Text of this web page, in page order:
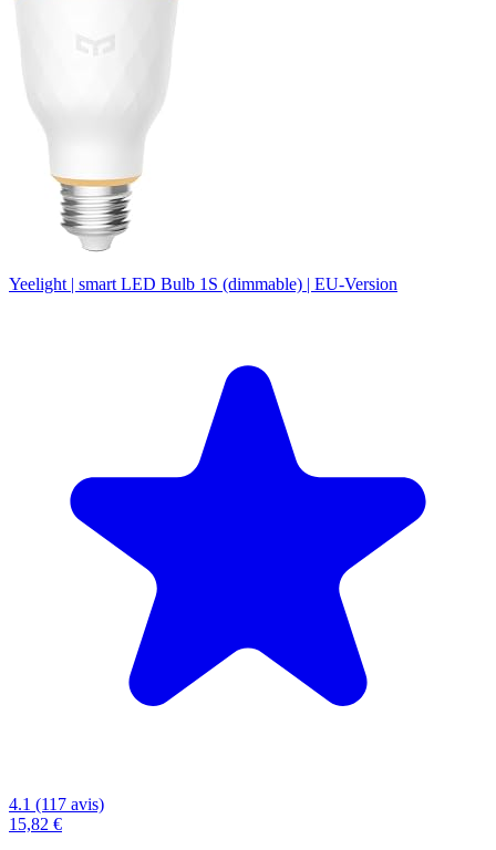
Yeelight | smart LED Bulb 1S (dimmable) | EU-Version
4.1 (117 avis)
15,82 €